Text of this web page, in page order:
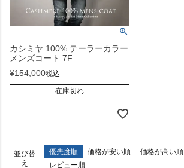
カシミヤ 100% テーラーカラー
メンズコート 7F
¥154,000税込
在庫切れ
並び替
え
優先度順 価格が安い順 価格が高い順
レビュー順